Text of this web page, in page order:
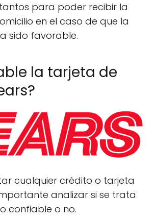
para poder recibir la
en el caso de que la
sido favorable.
la tarjeta de
cualquier crédito o tarjeta
analizar si se trata
confiable o no.